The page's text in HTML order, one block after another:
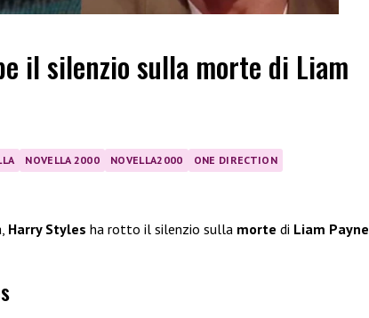
il silenzio sulla morte di Liam
NOVELLA 2000 NOVELLA2000 ONE DIRECTION
Harry Styles ha rotto il silenzio sulla morte di Liam Payne